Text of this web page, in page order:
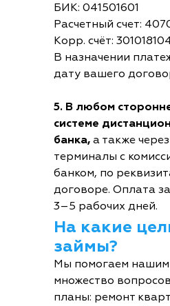
БИК: 041501601
Расчетный счет:
Корр. счёт:
В назначении
дату вашего
5. В любом
системе
банка, а также
терминалы с
банком, по
договоре. Оплата
3–5 рабочих дней.
На какие
займы?
Мы помогаем
множество
планы: ремонт